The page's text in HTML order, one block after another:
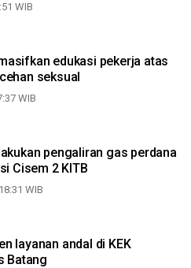
WIB
edukasi pekerja atas
seksual
WIB
pengaliran gas perdana
Cisem 2 KITB
WIB
layanan andal di KEK
Batang